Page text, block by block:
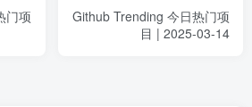
门项
Github Trending 今日热门项
目 | 2025-03-14